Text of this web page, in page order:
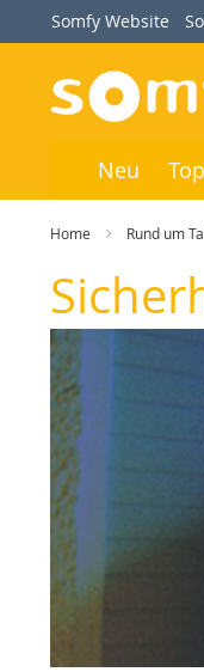
Direkt
Inhalt
Somfy Website
Neu
Home Rund um